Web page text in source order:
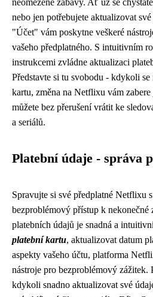
nebo jen potřebujete aktualizovat
"Účet" vám poskytne veškeré
vašeho předplatného. S intuitivním
instrukcemi zvládne aktualizaci
Představte si tu svobodu - kdykoli
kartu, změna na Netflixu vám
můžete bez přerušení vrátit ke
a seriálů.
Platební údaje - správa
Spravujte si své předplatné Netflixu
bezproblémový přístup k nekonečné
platebních údajů je snadná a
platební kartu, aktualizovat datum
aspekty vašeho účtu, platforma
nástroje pro bezproblémový zážitek.
kdykoli snadno aktualizovat své